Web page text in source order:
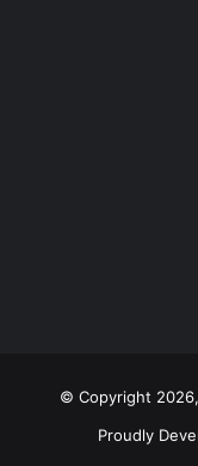
© Copyright
Proudly